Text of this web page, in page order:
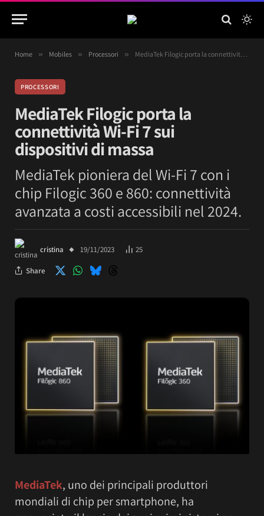
Home » Mobiles » Processori » MediaTek Filogic porta la connettività Wi-Fi 7 sui dispositivi di massa
PROCESSORI
MediaTek Filogic porta la
connettività Wi-Fi 7 sui
dispositivi di massa
MediaTek pioniera del Wi-Fi 7 con i
chip Filogic 360 e 860: connettività
avanzata a costi accessibili nel 2024.
cristina 19/11/2023 25
Share
MediaTek, uno dei principali produttori
mondiali di chip per smartphone, ha